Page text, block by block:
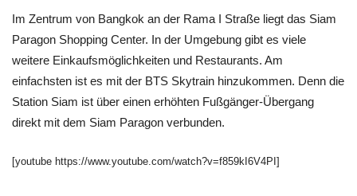
Im Zentrum von Bangkok an der Rama I Straße liegt das Siam
Paragon Shopping Center. In der Umgebung gibt es viele
weitere Einkaufsmöglichkeiten und Restaurants. Am
einfachsten ist es mit der BTS Skytrain hinzukommen. Denn die
Station Siam ist über einen erhöhten Fußgänger-Übergang
direkt mit dem Siam Paragon verbunden.
[youtube https://www.youtube.com/watch?v=f859kI6V4PI]